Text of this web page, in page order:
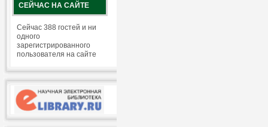
СЕЙЧАС НА САЙТЕ
Сейчас 388 гостей и ни
одного
зарегистрированного
пользователя на сайте